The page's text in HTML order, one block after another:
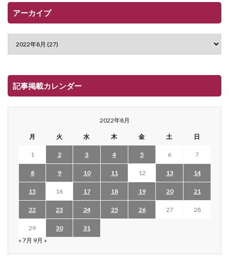
アーカイブ
記事掲載カレンダー
2022年8月
月 火 水 木 金 土 日
1 2 3 4 5 6 7
8 9 10 11 12 13 14
15 16 17 18 19 20 21
22 23 24 25 26 27 28
29 30
31
« 7月 9月 »